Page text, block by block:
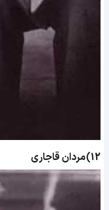
12) مردان قاجاری